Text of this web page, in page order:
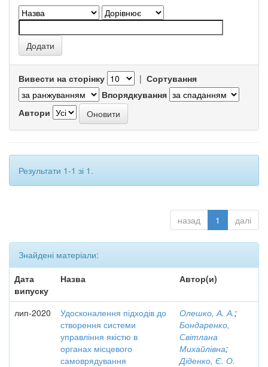
Вивести на сторінку | Сортування
Впорядкування
Автори
Результати 1-1 зі 1.
назад 1 далі
Знайдені матеріали:
Дата
випуску
Назва Автор(и)
лип-2020
Удосконалення підходів до
створення системи
управління якістю в
органах місцевого
самоврядування
Олешко, А. А.;
Бондаренко,
Світлана
Михайлівна;
Діденко, Є. О.